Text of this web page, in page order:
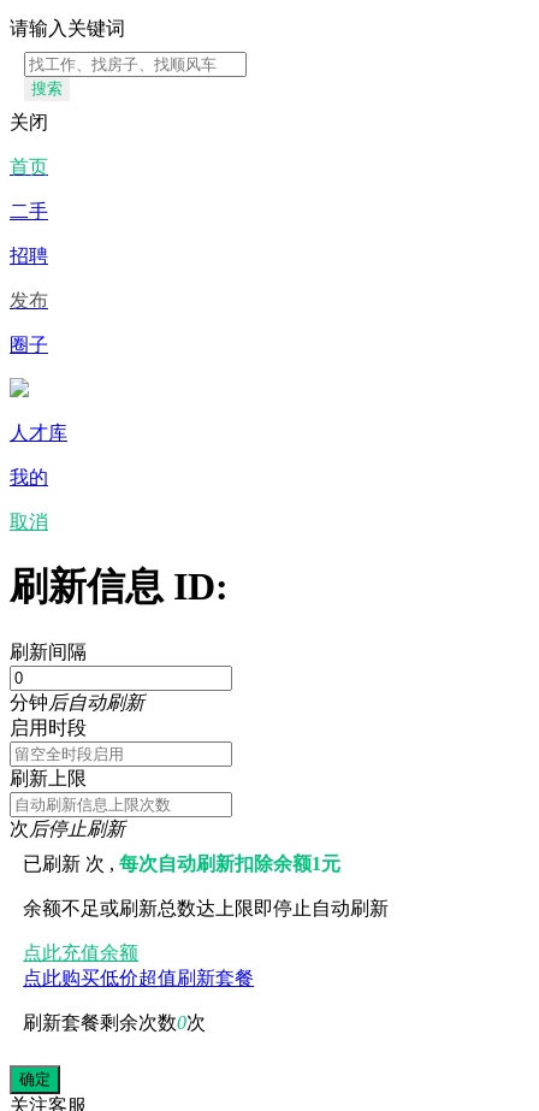
请输入关键词
搜索
关闭
首页
二手
招聘
发布
圈子
人才库
我的
取消
刷新信息 ID:
刷新间隔
分钟后自动刷新
启用时段
刷新上限
次后停止刷新
已刷新 次 ,每次自动刷新扣除余额1元
余额不足或刷新总数达上限即停止自动刷新
点此充值余额
点此购买低价超值刷新套餐
刷新套餐剩余次数0次
关注客服